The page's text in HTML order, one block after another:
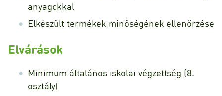
anyagokkal
Elkészült termékek minőségének ellenőrzése
Elvárások
Minimum általános iskolai végzettség (8.
osztály)